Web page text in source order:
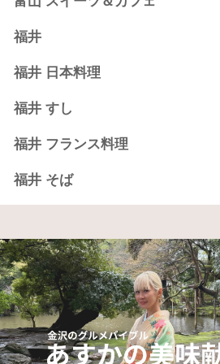
福井
福井 日本料理
福井 すし
福井 フランス料理
福井 そば